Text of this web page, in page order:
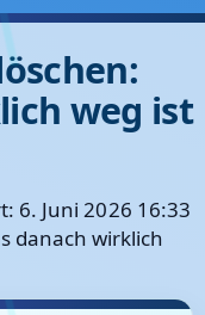
weg ist
6. Juni 2026 16:33